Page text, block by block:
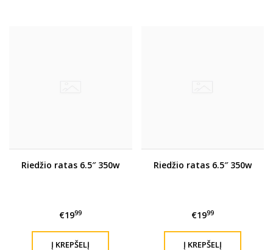
Riedžio ratas 6.5″ 350w
€1999
Riedžio ratas 6.5″ 350w
€1999